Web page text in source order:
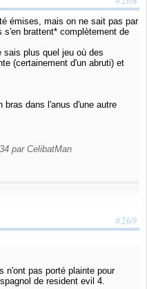
émises, mais on ne sait pas par
brattent* complètement de
sais plus quel jeu où des
(certainement d'un abruti) et
bras dans l'anus d'une autre
par CelibatMan
#269
n'ont pas porté plainte pour
de resident evil 4.